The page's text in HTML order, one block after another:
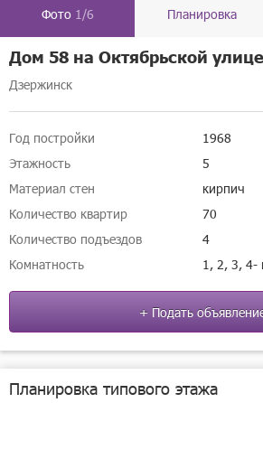
Фото 1/6 Планировка
Дом 58 на Октябрьской улице
Дзержинск
Год постройки
1968
Этажность
5
Материал стен
кирпич
Количество квартир
70
Количество подъездов
4
Комнатность
1, 2, 3, 4-
+ Подать
Планировка типового этажа